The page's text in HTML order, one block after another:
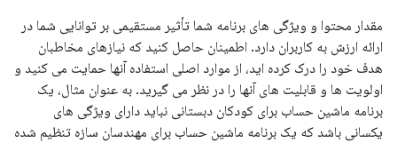
مقدار محتوا و ویژگی های برنامه شما تأثیر مستقیمی بر توانایی شما در
ارائه ارزش به کاربران دارد. اطمینان حاصل کنید که نیازهای مخاطبان
هدف خود را درک کرده اید، از موارد اصلی استفاده آنها حمایت می کنید و
اولویت ها و قابلیت های آنها را در نظر می گیرید. به عنوان مثال، یک
برنامه ماشین حساب برای کودکان دبستانی نباید دارای ویژگی های
یکسانی باشد که یک برنامه ماشین حساب برای مهندسان سازه تنظیم شده